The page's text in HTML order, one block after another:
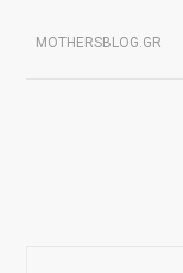
MOTHERSBLOG.GR